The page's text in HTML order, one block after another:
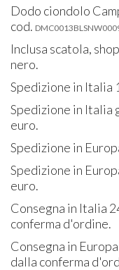
Dodo ciondolo
cod.
Inclusa scatola,
nero.
Spedizione in Italia
Spedizione in Italia
euro.
Spedizione in
Spedizione in
euro.
Consegna in Italia
conferma d'ordine.
Consegna in
dalla conferma